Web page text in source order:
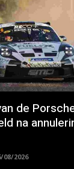
de
na
08/2026